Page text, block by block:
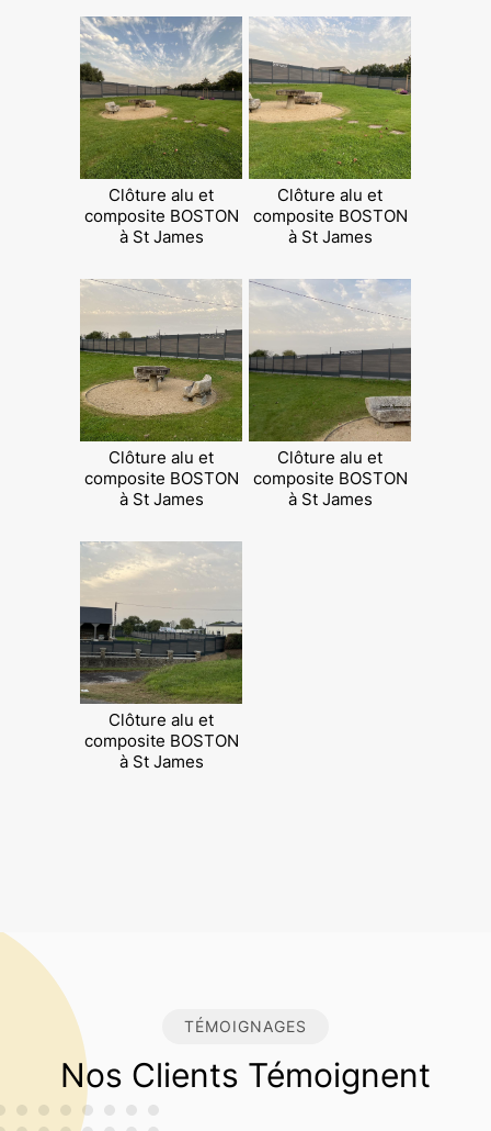
Clôture alu et
composite BOSTON
à St James
Clôture alu et
composite BOSTON
à St James
Clôture alu et
composite BOSTON
à St James
Clôture alu et
composite BOSTON
à St James
Clôture alu et
composite BOSTON
à St James
TÉMOIGNAGES
Nos Clients Témoignent